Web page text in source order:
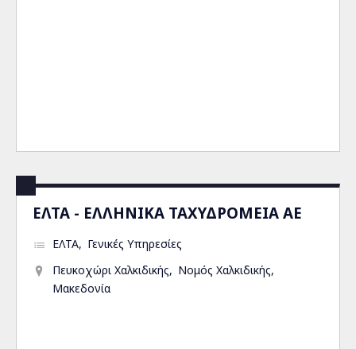
ΕΛΤΑ - ΕΛΛΗΝΙΚΑ ΤΑΧΥΔΡΟΜΕΙΑ ΑΕ
ΕΛΤΑ
Γενικές Υπηρεσίες
Πευκοχώρι Χαλκιδικής
Νομός Χαλκιδικής
Μακεδονία